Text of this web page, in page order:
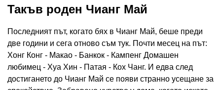
Такъв роден Чианг Май
Последният път, когато бях в Чианг Май, беше преди
две години и сега отново съм тук. Почти месец на път:
Хонг Конг - Макао - Банкок - Кампенг Домашен
любимец - Хуа Хин - Патая - Кох Чанг. И едва след
достигането до Чианг Май се появи странно усещане за